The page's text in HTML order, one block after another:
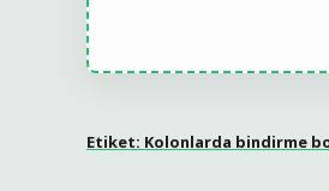
Etiket: Kolonlarda bindirme